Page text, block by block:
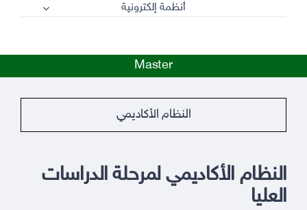
أنظمة إلكترونية
Master
النظام الأكاديمي
النظام الأكاديمي لمرحلة الدراسات
العليا